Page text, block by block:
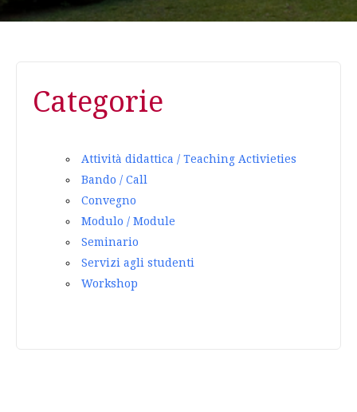
Categorie
Attività didattica / Teaching Activieties
Bando / Call
Convegno
Modulo / Module
Seminario
Servizi agli studenti
Workshop